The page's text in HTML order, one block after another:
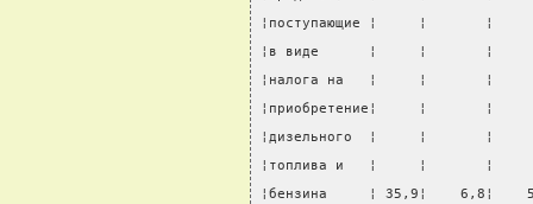
¦поступающие ¦     ¦
¦в виде      ¦     ¦       ¦
¦налога на   ¦     ¦
¦приобретение¦     ¦
¦дизельного  ¦     ¦
¦топлива и   ¦     ¦
¦бензина     ¦ 35,9¦    6,8¦